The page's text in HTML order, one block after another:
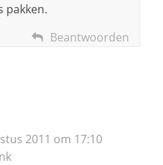
pakken.
Beantwoorden
2011 om 17:10